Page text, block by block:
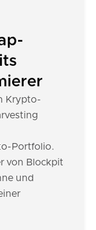
Krypto-
Portfolio.
von Blockpit
und